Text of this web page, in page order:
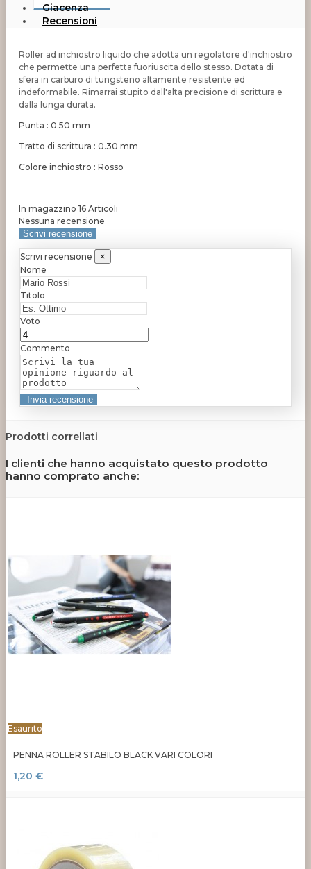
Giacenza
Recensioni
Roller ad inchiostro liquido che adotta un regolatore d'inchiostro
che permette una perfetta fuoriuscita dello stesso. Dotata di
sfera in carburo di tungsteno altamente resistente ed
indeformabile. Rimarrai stupito dall'alta precisione di scrittura e
dalla lunga durata.
Punta : 0.50 mm
Tratto di scrittura : 0.30 mm
Colore inchiostro : Rosso
In magazzino 16 Articoli
Nessuna recensione
Scrivi recensione
Scrivi recensione
×
Nome
Titolo
Voto
Commento
Prodotti correllati
I clienti che hanno acquistato questo prodotto
hanno comprato anche:
Esaurito
PENNA ROLLER STABILO BLACK VARI COLORI
1,20 €